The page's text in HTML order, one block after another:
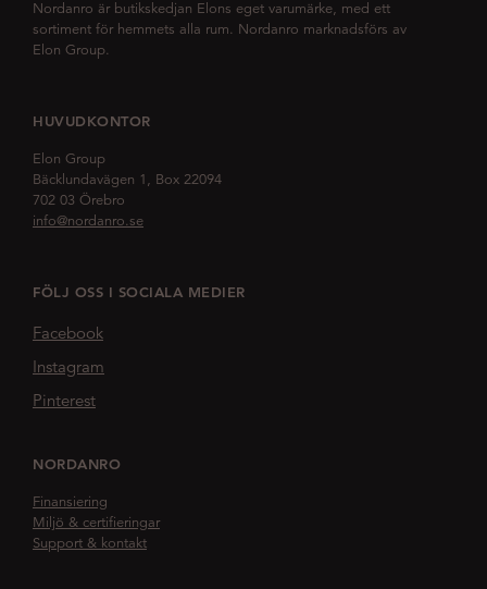
Nordanro är butikskedjan Elons eget varumärke, med ett
sortiment för hemmets alla rum. Nordanro marknadsförs av
Elon Group.
HUVUDKONTOR
Elon Group
Bäcklundavägen 1, Box 22094
702 03 Örebro
info@nordanro.se
FÖLJ OSS I SOCIALA MEDIER
Facebook
Instagram
Pinterest
NORDANRO
Finansiering
Miljö & certifieringar
Support & kontakt